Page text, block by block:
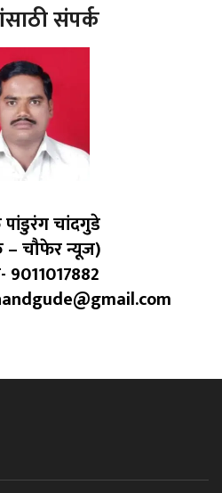
संपर्क
चांदगुडे
चौफेर न्यूज)
9011017882